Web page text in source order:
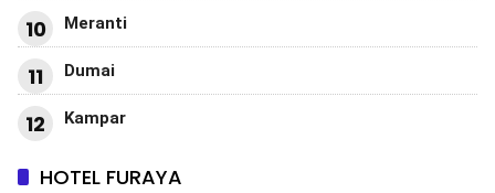
10 Meranti
11 Dumai
12 Kampar
HOTEL FURAYA